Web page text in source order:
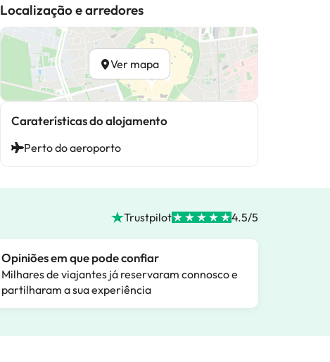
Localização e arredores
Ver mapa
Caraterísticas do alojamento
Perto do aeroporto
Trustpilot 4.5/5
Opiniões em que pode confiar
Milhares de viajantes já reservaram connosco e
partilharam a sua experiência